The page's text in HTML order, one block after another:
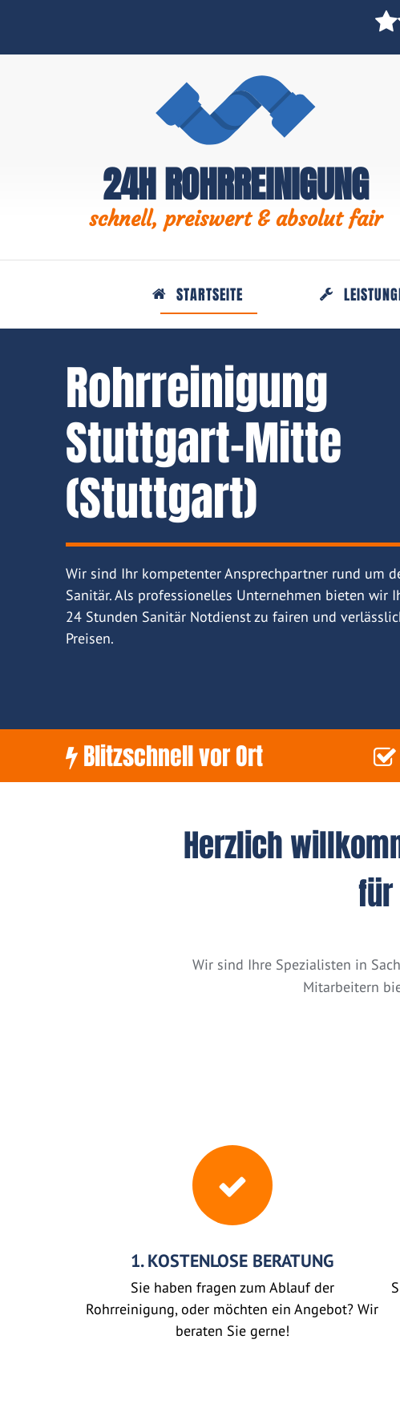
24H ROHRREINIGUNG
schnell, preiswert & absolut fair
STARTSEITE
Rohrreinigung
Stuttgart-Mitte
(Stuttgart)
Wir sind Ihr kompetenter Ansprechpartner rund um
Sanitär. Als professionelles Unternehmen bieten wir
24 Stunden Sanitär Notdienst zu fairen und
Preisen.
Blitzschnell vor Ort
Herzlich
Wir sind Ihre Spezialisten in
Mitarbeitern
1. KOSTENLOSE BERATUNG
Sie haben fragen zum Ablauf der
Rohrreinigung, oder möchten ein Angebot? Wir
beraten Sie gerne!